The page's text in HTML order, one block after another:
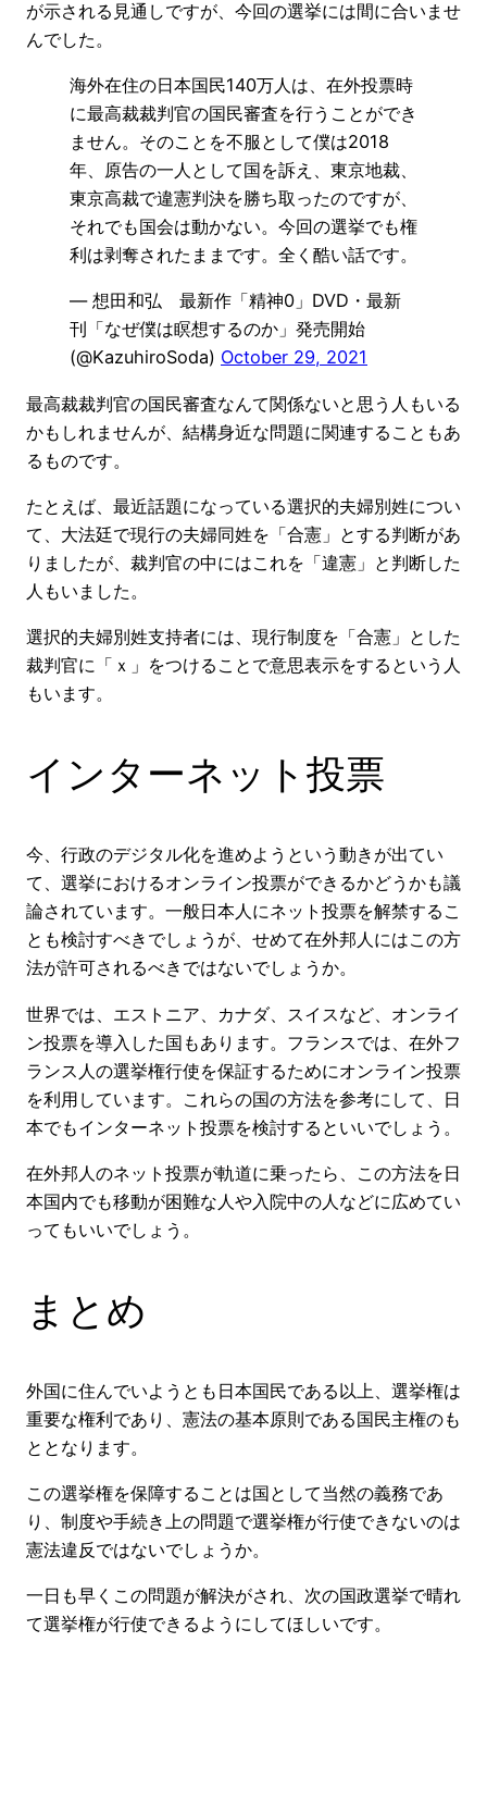
が示される見通しですが、今回の選挙には間に合いませ
んでした。
海外在住の日本国民140万人は、在外投票時
に最高裁裁判官の国民審査を行うことができ
ません。そのことを不服として僕は2018
年、原告の一人として国を訴え、東京地裁、
東京高裁で違憲判決を勝ち取ったのですが、
それでも国会は動かない。今回の選挙でも権
利は剥奪されたままです。全く酷い話です。
— 想田和弘 最新作「精神0」DVD・最新
刊「なぜ僕は瞑想するのか」発売開始
(@KazuhiroSoda) October 29, 2021
最高裁裁判官の国民審査なんて関係ないと思う人もいる
かもしれませんが、結構身近な問題に関連することもあ
るものです。
たとえば、最近話題になっている選択的夫婦別姓につい
て、大法廷で現行の夫婦同姓を「合憲」とする判断があ
りましたが、裁判官の中にはこれを「違憲」と判断した
人もいました。
選択的夫婦別姓支持者には、現行制度を「合憲」とした
裁判官に「ｘ」をつけることで意思表示をするという人
もいます。
インターネット投票
今、行政のデジタル化を進めようという動きが出てい
て、選挙におけるオンライン投票ができるかどうかも議
論されています。一般日本人にネット投票を解禁するこ
とも検討すべきでしょうが、せめて在外邦人にはこの方
法が許可されるべきではないでしょうか。
世界では、エストニア、カナダ、スイスなど、オンライ
ン投票を導入した国もあります。フランスでは、在外フ
ランス人の選挙権行使を保証するためにオンライン投票
を利用しています。これらの国の方法を参考にして、日
本でもインターネット投票を検討するといいでしょう。
在外邦人のネット投票が軌道に乗ったら、この方法を日
本国内でも移動が困難な人や入院中の人などに広めてい
ってもいいでしょう。
まとめ
外国に住んでいようとも日本国民である以上、選挙権は
重要な権利であり、憲法の基本原則である国民主権のも
ととなります。
この選挙権を保障することは国として当然の義務であ
り、制度や手続き上の問題で選挙権が行使できないのは
憲法違反ではないでしょうか。
一日も早くこの問題が解決がされ、次の国政選挙で晴れ
て選挙権が行使できるようにしてほしいです。